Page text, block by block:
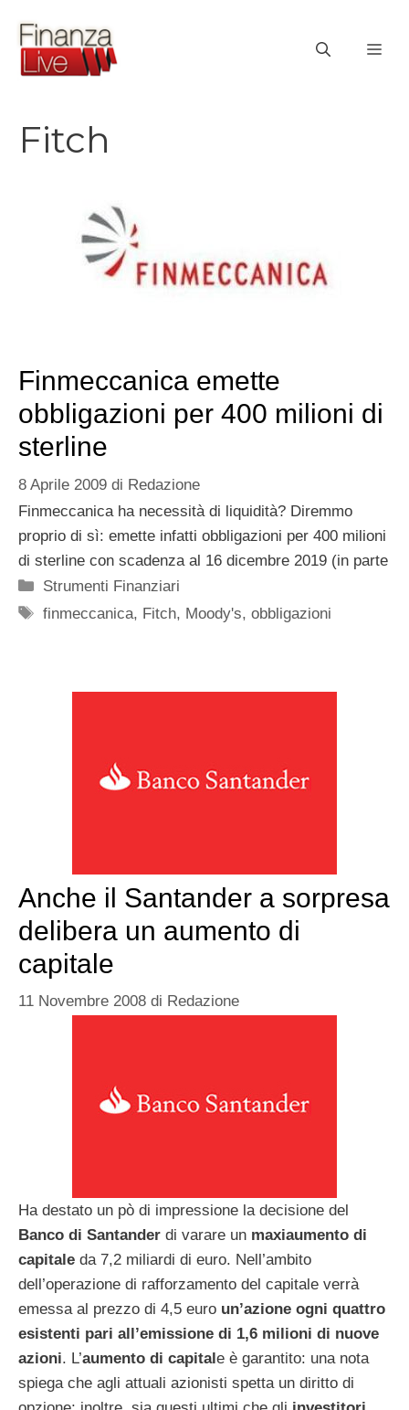
contenuto
Fitch
Finmeccanica emette
obbligazioni per 400 milioni di
sterline
8 Aprile 2009 di Redazione
Finmeccanica ha necessità di liquidità? Diremmo
proprio di sì: emette infatti obbligazioni per 400 milioni
di sterline con scadenza al 16 dicembre 2019 (in parte
Categorie
Strumenti Finanziari
Tag
finmeccanica, Fitch, Moody's,obbligazioni
Anche il Santander a sorpresa
delibera un aumento di
capitale
11 Novembre 2008 di Redazione
Ha destato un pò di impressione la decisione del
Banco di Santander di varare un maxiaumento di
capitale da 7,2 miliardi di euro. Nell’ambito
dell’operazione di rafforzamento del capitale verrà
emessa al prezzo di 4,5 euro un’azione ogni quattro
esistenti pari all’emissione di 1,6 milioni di nuove
azioni. L’aumento di capital e è garantito: una nota
spiega che agli attuali azionisti spetta un diritto di